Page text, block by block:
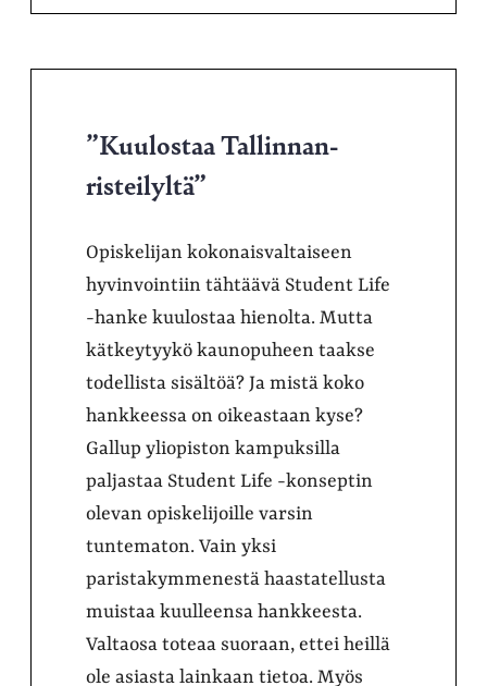
”Kuulostaa Tallinnan-
risteilyltä”
Opiskelijan kokonaisvaltaiseen
hyvinvointiin tähtäävä Student Life
-hanke kuulostaa hienolta. Mutta
kätkeytyykö kaunopuheen taakse
todellista sisältöä? Ja mistä koko
hankkeessa on oikeastaan kyse?
Gallup yliopiston kampuksilla
paljastaa Student Life -konseptin
olevan opiskelijoille varsin
tuntematon. Vain yksi
paristakymmenestä haastatellusta
muistaa kuulleensa hankkeesta.
Valtaosa toteaa suoraan, ettei heillä
ole asiasta lainkaan tietoa. Myös